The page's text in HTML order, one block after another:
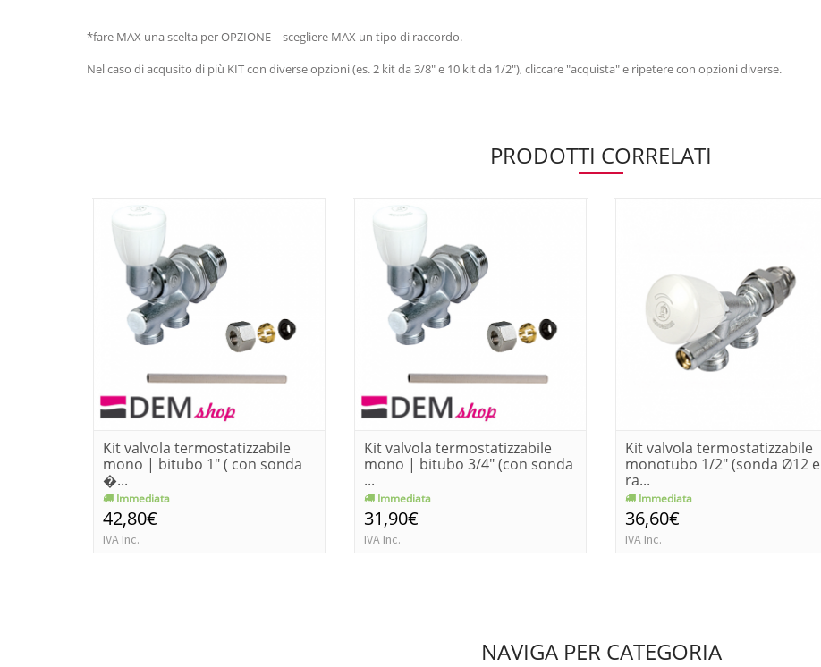
*fare MAX una scelta per OPZIONE - scegliere MAX un tipo di raccordo.
Nel caso di acqusito di più KIT con diverse opzioni (es. 2 kit da 3/8" e 10 kit da 1/2"), cliccare "acquista" e ripetere con opzioni diverse.
PRODOTTI CORRELATI
Kit valvola termostatizzabile
mono | bitubo 1" ( con sonda
�...
Immediata
42,80€
IVA Inc.
Kit valvola termostatizzabile
mono | bitubo 3/4" (con sonda
...
Immediata
31,90€
IVA Inc.
Kit valvola termostatizzabile
monotubo 1/2" (sonda Ø12 e
ra...
Immediata
36,60€
IVA Inc.
NAVIGA PER CATEGORIA